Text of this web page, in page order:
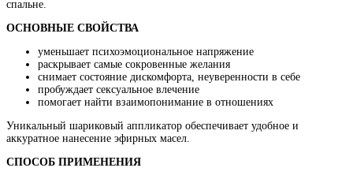
спальне.
ОСНОВНЫЕ СВОЙСТВА
уменьшает психоэмоциональное напряжение
раскрывает самые сокровенные желания
снимает состояние дискомфорта, неуверенности в себе
пробуждает сексуальное влечение
помогает найти взаимопонимание в отношениях
Уникальный шариковый аппликатор обеспечивает удобное и
аккуратное нанесение эфирных масел.
СПОСОБ ПРИМЕНЕНИЯ